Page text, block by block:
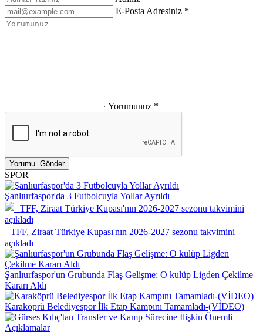
E-Posta Adresiniz *
Yorumunuz *
SPOR
Şanlıurfaspor'da 3 Futbolcuyla Yollar Ayrıldı
TFF, Ziraat Türkiye Kupası'nın 2026-2027 sezonu takvimini
açıkladı
Şanlıurfaspor'un Grubunda Flaş Gelişme: O kulüp Ligden Çekilme
Kararı Aldı
Karaköprü Belediyespor İlk Etap Kampını Tamamladı-(VİDEO)